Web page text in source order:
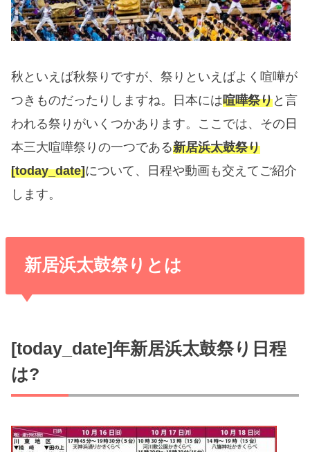
秋といえば秋祭りですが、祭りといえばよく喧嘩が
つきものだったりしますね。日本には喧嘩祭りと言
われる祭りがいくつかあります。ここでは、その日
本三大喧嘩祭りの一つである新居浜太鼓祭り
[today_date]について、日程や動画も交えてご紹介
します。
新居浜太鼓祭りとは
[today_date]年新居浜太鼓祭り日程
は?